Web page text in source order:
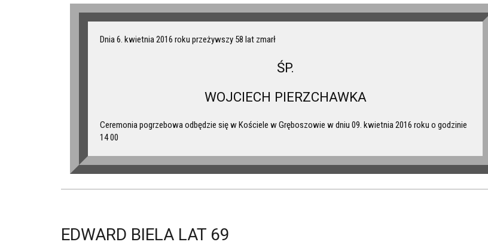
Dnia 6. kwietnia 2016 roku przeżywszy 58 lat zmarł
ŚP.
WOJCIECH PIERZCHAWKA
Ceremonia pogrzebowa odbędzie się w Kościele w Gręboszowie w dniu 09. kwietnia 2016 roku o godzinie
14 00
EDWARD BIELA LAT 69